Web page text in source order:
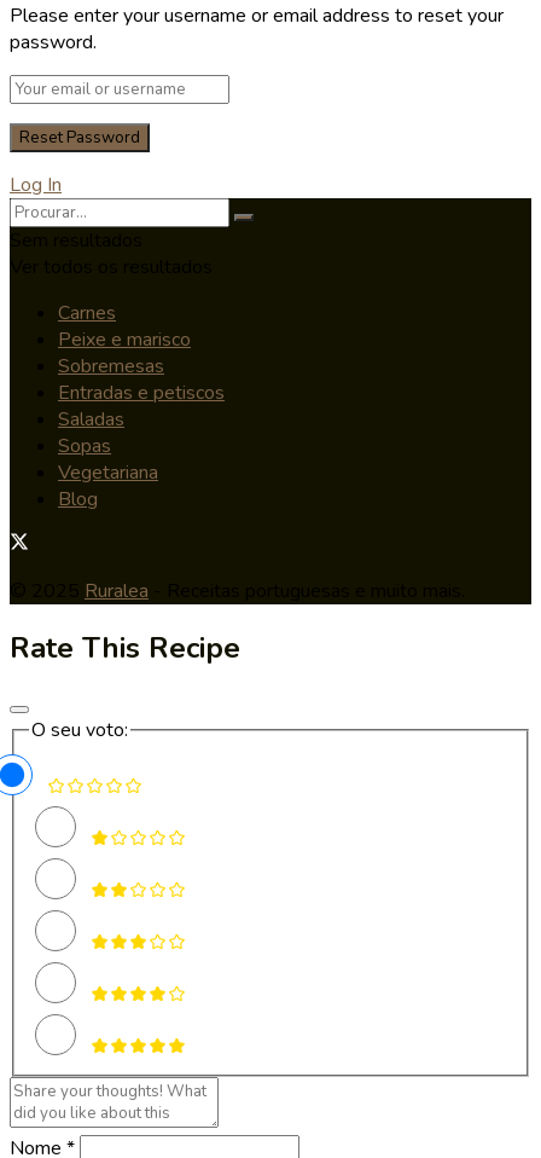
Please enter your username or email address to reset your
password.
Log In
Carnes
Peixe e marisco
Sobremesas
Entradas e petiscos
Saladas
Sopas
Vegetariana
Blog
Ruralea
Rate This Recipe
O seu voto:
Nome *